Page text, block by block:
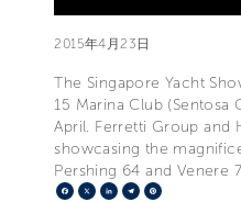
2015年4月23日
The Singapore Yacht
15 Marina Club
April. Ferretti Group and
showcasing the
Pershing 64 and Venere
Facebook
X LinkedIn
Telegram